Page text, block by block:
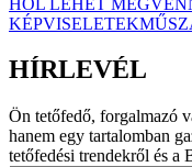
KÉPVISELETEK
HÍRLEVÉL
Ön tetőfedő, forgalmazó
hanem egy tartalomban
tetőfedési trendekről és a